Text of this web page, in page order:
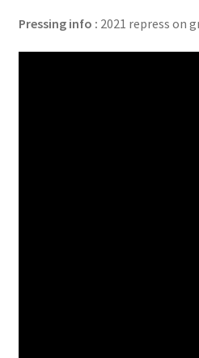
Pressing info : 2021 repress on